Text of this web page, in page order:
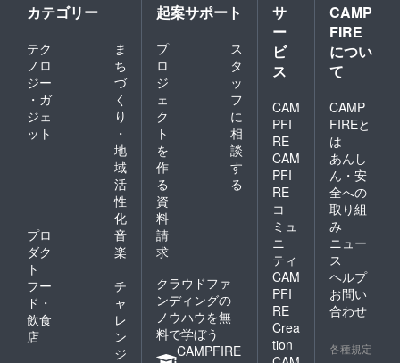
カテゴリー
テク
ノロ
ジー
・ガ
ジェ
ット
ま
ち
づ
く
り
・
地
域
活
性
化
プロ
ダク
ト
音
楽
フー
ド・
飲食
店
チ
ャ
レ
ン
ジ
起案サポート
プ
ロ
ジ
ェ
ク
ト
を
作
る
ス
タ
ッ
フ
に
相
談
す
る
資
料
請
求
クラウドファ
ンディングの
ノウハウを無
料で学ぼう
CAMPFIRE
サ
ー
ビ
ス
CAM
PFI
RE
CAM
PFI
RE
コ
ミュ
ニ
ティ
CAM
PFI
RE
Crea
tion
CAMP
FIRE
につい
て
CAMP
FIREと
は
あんし
ん・安
全への
取り組
み
ニュー
ス
ヘルプ
お問い
合わせ
各種規定